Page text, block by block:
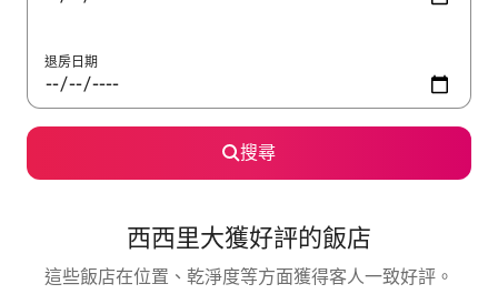
退房日期
搜尋
西西里大獲好評的飯店
這些飯店在位置、乾淨度等方面獲得客人一致好評。